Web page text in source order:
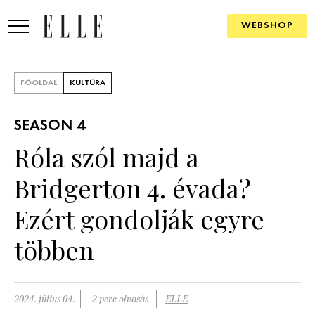
WEBSHOP
SZÉPSÉG
PSZICHÉ
PÁRKAPCSOLAT
FŐOLDAL KULTÚRA
SEASON 4
Róla szól majd a
Bridgerton 4. évada?
Ezért gondolják egyre
többen
2024. július 04. 2 perc olvasás ELLE